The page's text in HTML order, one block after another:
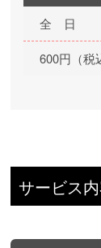
全 日
600円（税
サービス